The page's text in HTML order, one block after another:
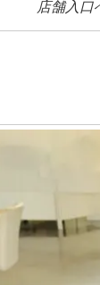
店舗入口